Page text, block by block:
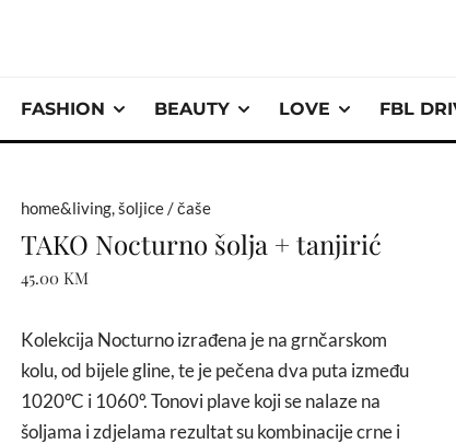
FASHION BEAUTY LOVE FBL
home&living,šoljice / čaše
TAKO Nocturno šolja + tanjirić
45.00 KM
Kolekcija Nocturno izrađena je na grnčarskom
kolu, od bijele gline, te je pečena dva puta između
1020ºC i 1060º. Tonovi plave koji se nalaze na
šoljama i zdjelama rezultat su kombinacije crne i